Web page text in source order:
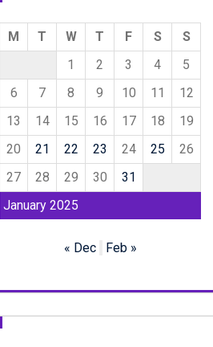
January 2025
M T W T F S
S
1
2 3 4
5
6
7 8 9 10 11
12
13
14 15 16 17 18
19
20
21 22 23 24 25
26
27
28 29 30 31
« Dec Feb »